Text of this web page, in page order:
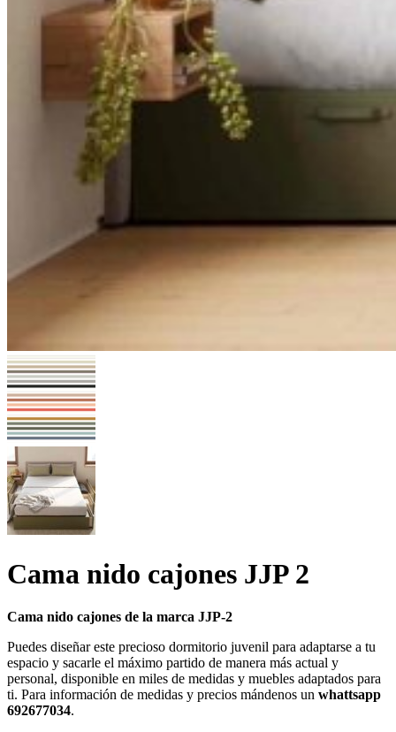
Cama nido cajones JJP 2
Cama nido cajones de la marca JJP-2
Puedes diseñar este precioso dormitorio juvenil para adaptarse a tu
espacio y sacarle el máximo partido de manera más actual y
personal, disponible en miles de medidas y muebles adaptados para
ti. Para información de medidas y precios mándenos un whattsapp
692677034.